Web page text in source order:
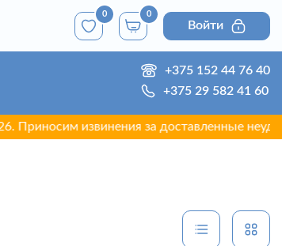
0 0
Войти
+375 152 44 76 40
+375 29 582 41 60
за доставленные неудобства.